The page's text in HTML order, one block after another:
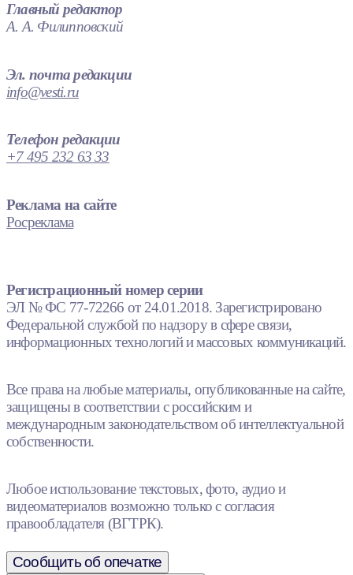
Главный редактор
А. А. Филипповский
Эл. почта редакции
info@vesti.ru
Телефон редакции
+7 495 232 63 33
Реклама на сайте
Росреклама
Регистрационный номер серии
ЭЛ № ФС 77-72266 от 24.01.2018. Зарегистрировано
Федеральной службой по надзору в сфере связи,
информационных технологий и массовых коммуникаций.
Все права на любые материалы, опубликованные на сайте,
защищены в соответствии с российским и
международным законодательством об интеллектуальной
собственности.
Любое использование текстовых, фото, аудио и
видеоматериалов возможно только с согласия
правообладателя (ВГТРК).
Сообщить об опечатке